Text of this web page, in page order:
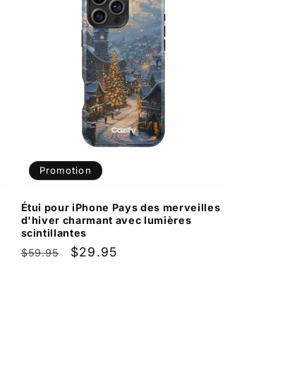
Promotion
Étui pour iPhone Pays des merveilles
d'hiver charmant avec lumières
scintillantes
Prix
$59.95
Prix
$29.95